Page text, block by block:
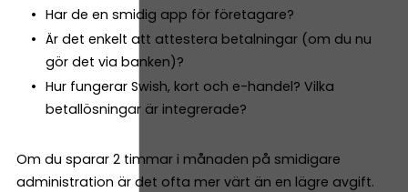
Har de en smidig app för företagare?
Är det enkelt att attestera betalningar (om du nu
gör det via banken)?
Hur fungerar Swish, kort och e-handel? Vilka
betallösningar är integrerade?
Om du sparar 2 timmar i månaden på smidigare
administration är det ofta mer värt än en lägre avgift.